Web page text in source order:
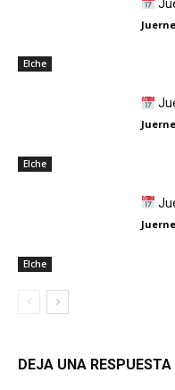
Elche
Elche
Elche
DEJA UNA RESPUESTA